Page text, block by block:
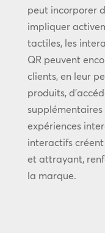
peut incorporer
impliquer
tactiles, les
QR peuvent
clients, en leur
produits,
expériences
interactifs
et attrayant,
la marque.